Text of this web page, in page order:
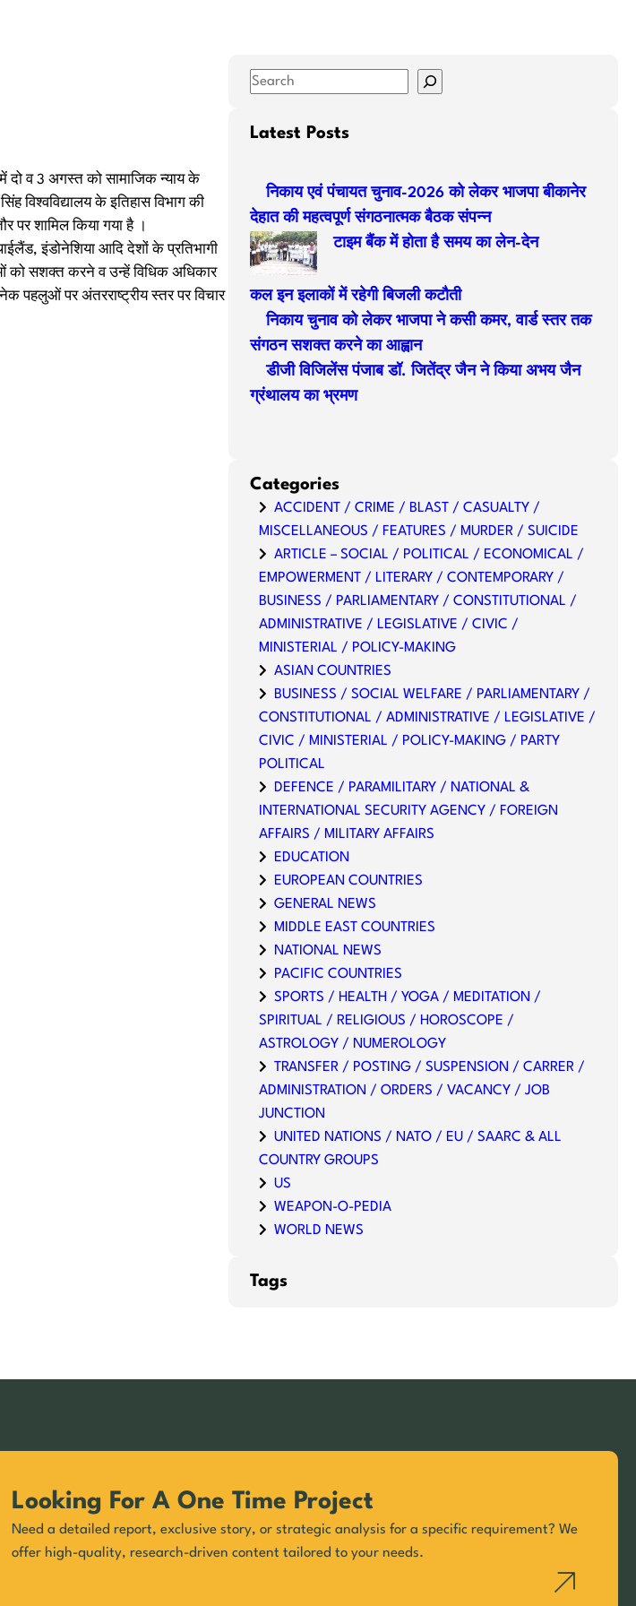
में दो व 3 अगस्त को सामाजिक न्याय के
विश्वविद्यालय के इतिहास विभाग की
पर शामिल किया गया है ।
इंडोनेशिया आदि देशों के प्रतिभागी
को सशक्त करने व उन्हें विधिक अधिकार
पहलुओं पर अंतरराष्ट्रीय स्तर पर विचार
S
aLatest Posts
निकाय एवं पंचायत चुनाव-2026 को लेकर भाजपा बीकानेर
देहात की महत्वपूर्ण संगठनात्मक बैठक संपन्न
टाइम बैंक में होता है समय का लेन-देन
कल इन इलाकों में रहेगी बिजली कटौती
निकाय चुनाव को लेकर भाजपा ने कसी कमर, वार्ड स्तर तक
संगठन सशक्त करने का आह्वान
डीजी विजिलेंस पंजाब डॉ. जितेंद्र जैन ने किया अभय जैन
ग्रंथालय का भ्रमण
Categories
ACCIDENT / CRIME / BLAST / CASUALTY /
MISCELLANEOUS / FEATURES / MURDER / SUICIDE
ARTICLE – SOCIAL / POLITICAL / ECONOMICAL /
EMPOWERMENT / LITERARY / CONTEMPORARY /
BUSINESS / PARLIAMENTARY / CONSTITUTIONAL /
ADMINISTRATIVE / LEGISLATIVE / CIVIC /
MINISTERIAL / POLICY-MAKING
ASIAN COUNTRIES
BUSINESS / SOCIAL WELFARE / PARLIAMENTARY /
CONSTITUTIONAL / ADMINISTRATIVE / LEGISLATIVE /
CIVIC / MINISTERIAL / POLICY-MAKING / PARTY
POLITICAL
DEFENCE / PARAMILITARY / NATIONAL &
INTERNATIONAL SECURITY AGENCY / FOREIGN
AFFAIRS / MILITARY AFFAIRS
EDUCATION
EUROPEAN COUNTRIES
GENERAL NEWS
MIDDLE EAST COUNTRIES
NATIONAL NEWS
PACIFIC COUNTRIES
SPORTS / HEALTH / YOGA / MEDITATION /
SPIRITUAL / RELIGIOUS / HOROSCOPE /
ASTROLOGY / NUMEROLOGY
TRANSFER / POSTING / SUSPENSION / CARRER /
ADMINISTRATION / ORDERS / VACANCY / JOB
JUNCTION
UNITED NATIONS / NATO / EU / SAARC & ALL
COUNTRY GROUPS
US
WEAPON-O-PEDIA
WORLD NEWS
Tags
Looking For A One Time Project
Need a detailed report, exclusive story, or strategic analysis for a specific requirement? We
offer high-quality, research-driven content tailored to your needs.